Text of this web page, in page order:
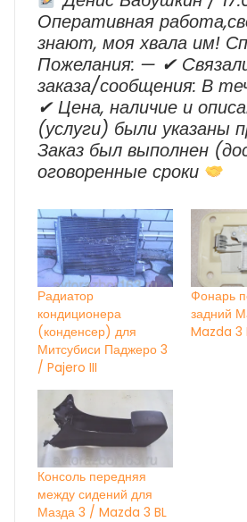
Оперативная
знают, моя хвала им!
Пожелания: — ✔
заказа/сообщения: В
✔ Цена, наличие и
(услуги) были указаны
Заказ был выполнен
оговоренные сроки
Радиатор
кондиционера
(конденсер) для
Митсубиси Паджеро 3
/ Pajero III
Фонарь
задний
Mazda 3
Консоль передняя
между сидений для
Мазда 3 / Mazda 3 BL